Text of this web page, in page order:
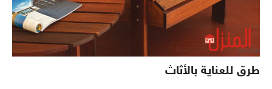
طرق للعناية بالأثاث